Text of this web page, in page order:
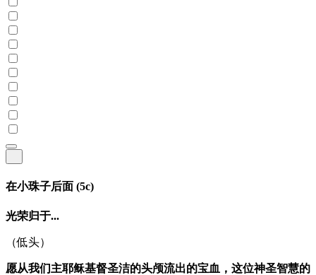
在小珠子后面 (5c)
光荣归于...
（低头）
愿从我们主耶稣基督圣洁的头颅流出的宝血，这位神圣智慧的